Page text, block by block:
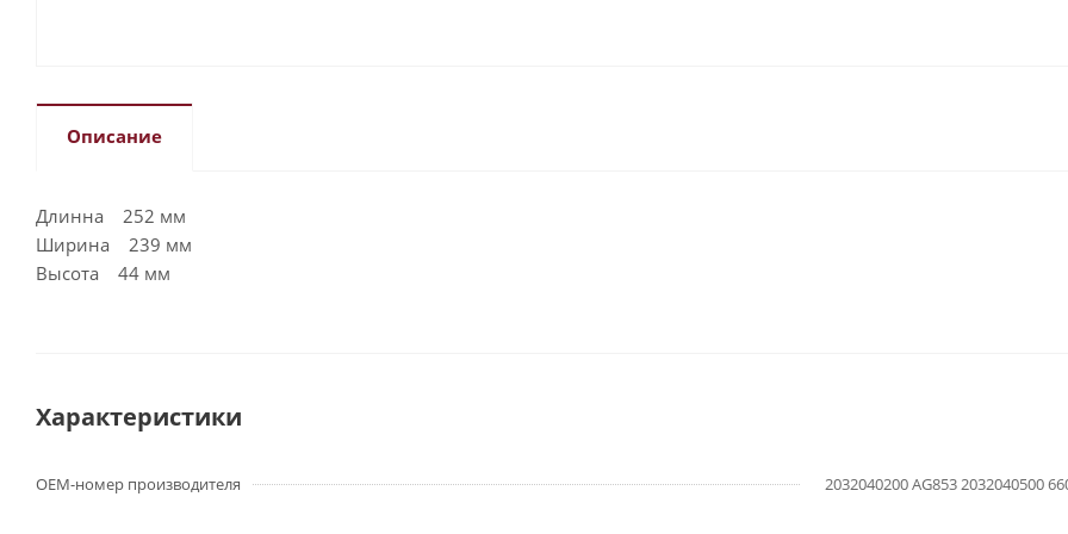
Описание
Длинна 252 мм
Ширина 239 мм
Высота 44 мм
Характеристики
OEM-номер производителя 2032040200 AG853 2032040500